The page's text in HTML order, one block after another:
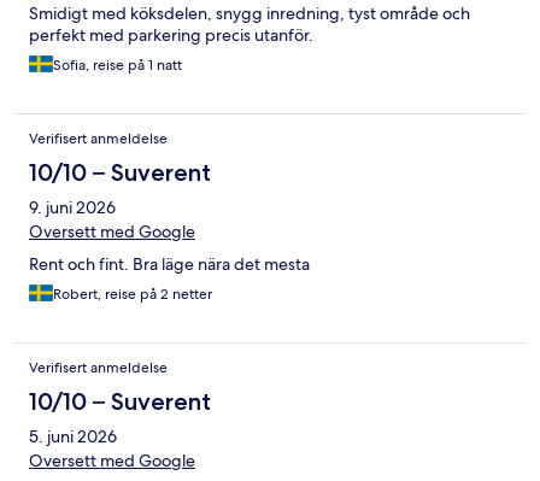
Smidigt med köksdelen, snygg inredning, tyst område och
perfekt med parkering precis utanför.
Sofia, reise på 1 natt
Verifisert anmeldelse
10/10 – Suverent
9. juni 2026
Oversett med Google
Rent och fint. Bra läge nära det mesta
Robert, reise på 2 netter
Verifisert anmeldelse
10/10 – Suverent
5. juni 2026
Oversett med Google